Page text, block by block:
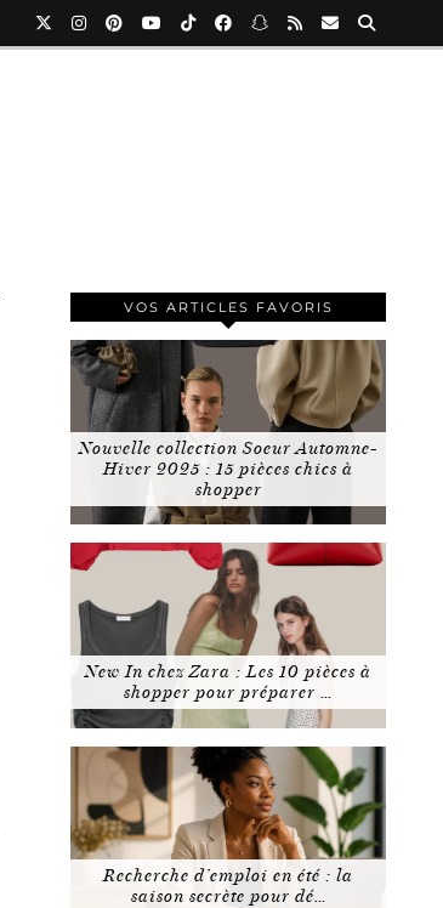
VOS ARTICLES FAVORIS
Nouvelle collection Soeur Automne-
Hiver 2025 : 15 pièces chics à
shopper
New In chez Zara : Les 10 pièces à
shopper pour préparer …
Recherche d’emploi en été : la
saison secrète pour dé…